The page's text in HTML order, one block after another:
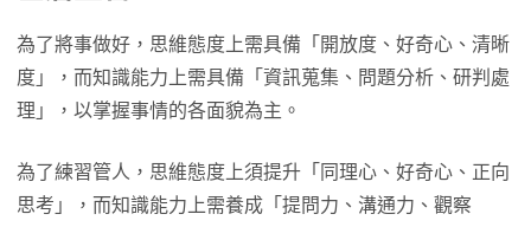
為了將事做好，思維態度上需具備「開放度、好奇心、清晰
度」，而知識能力上需具備「資訊蒐集、問題分析、研判處
理」，以掌握事情的各面貌為主。
為了練習管人，思維態度上須提升「同理心、好奇心、正向
思考」，而知識能力上需養成「提問力、溝通力、觀察